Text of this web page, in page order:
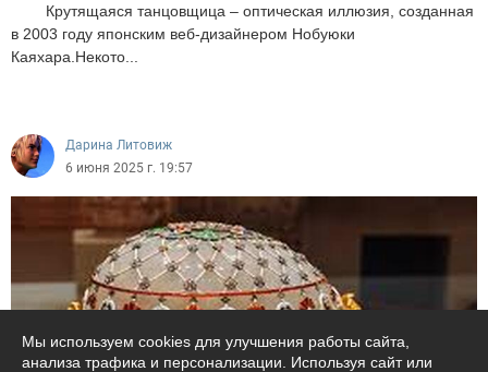
Крутящаяся танцовщица – оптическая иллюзия, созданная
в 2003 году японским веб-дизайнером Нобуюки
Каяхара.Некото...
Дарина Литовиж
6 июня 2025 г. 19:57
Мы используем cookies для улучшения работы сайта,
анализа трафика и персонализации. Используя сайт или